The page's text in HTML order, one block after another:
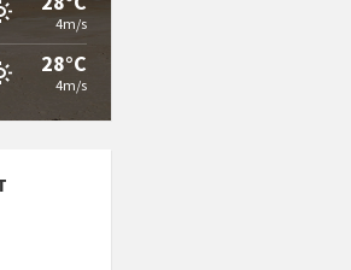
4m/s
28°C
4m/s